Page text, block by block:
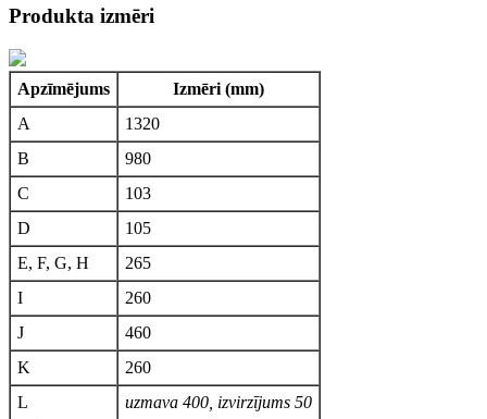
Produkta izmēri
Apzīmējums
Izmēri (mm)
A
1320
B
980
C
103
D
105
E, F, G, H
265
I
260
J
460
K
260
L
uzmava 400, izvirzījums 50